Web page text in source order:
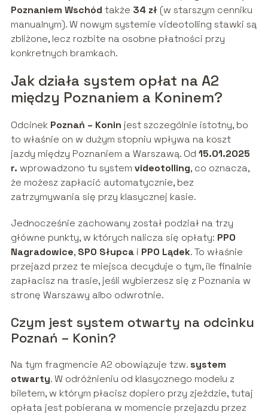
Poznaniem Wschód także 34 zł(w starszym cenniku
manualnym). W nowym systemie videotolling stawki są
zbliżone, lecz rozbite na osobne płatności przy
konkretnych bramkach.
Jak działa system opłat na A2
między Poznaniem a Koninem?
Odcinek Poznań – Konin jest szczególnie istotny, bo
to właśnie on w dużym stopniu wpływa na koszt
jazdy między Poznaniem a Warszawą. Od 15.01.2025
r. wprowadzono tu system videotolling, co oznacza,
że możesz zapłacić automatycznie, bez
zatrzymywania się przy klasycznej kasie.
Jednocześnie zachowany został podział na trzy
główne punkty, w których nalicza się opłaty: PPO
Nagradowice, SPO Słupcai PPO Lądek. To właśnie
przejazd przez te miejsca decyduje o tym, ile finalnie
zapłacisz na trasie, jeśli wybierzesz się z Poznania w
stronę Warszawy albo odwrotnie.
Czym jest system otwarty na odcinku
Poznań – Konin?
Na tym fragmencie A2 obowiązuje tzw. system
otwarty. W odróżnieniu od klasycznego modelu z
biletem, w którym płacisz dopiero przy zjeździe, tutaj
opłata jest pobierana w momencie przejazdu przez